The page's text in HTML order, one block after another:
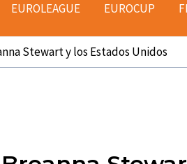
EUROLEAGUE EUROCUP
Stewart y los Estados Unidos